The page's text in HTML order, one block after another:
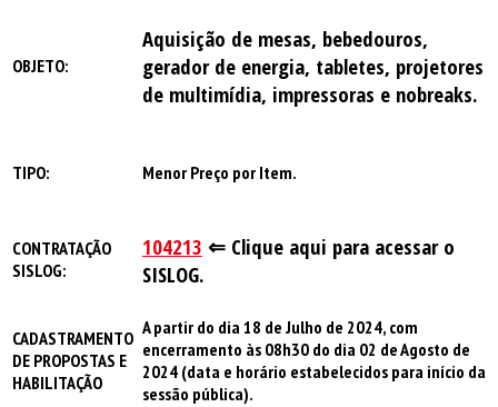
OBJETO:
Aquisição de mesas, bebedouros,
gerador de energia, tabletes, projetores
de multimídia, impressoras e nobreaks.
TIPO: Menor Preço por Item.
CONTRATAÇÃO
SISLOG:
104213 ⇐ Clique aqui para acessar o
SISLOG.
CADASTRAMENTO
DE PROPOSTAS E
HABILITAÇÃO
A partir do dia 18 de Julho de 2024, com
encerramento às 08h30 do dia 02 de Agosto de
2024 (data e horário estabelecidos para início da
sessão pública).